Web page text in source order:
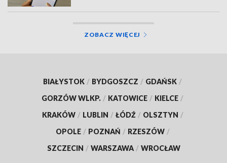
ZOBACZ WIĘCEJ
BIAŁYSTOK / BYDGOSZCZ / GDAŃSK /
GORZÓW WLKP. / KATOWICE / KIELCE /
KRAKÓW / LUBLIN / ŁÓDŹ / OLSZTYN /
OPOLE / POZNAŃ / RZESZÓW /
SZCZECIN / WARSZAWA / WROCŁAW